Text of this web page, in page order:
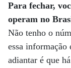
Para fechar,
operam no
Não tenho o
essa informação
adiantar é que